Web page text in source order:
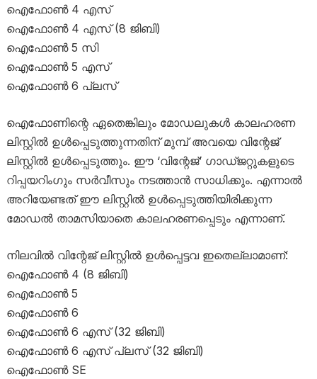
ഐഫോൺ 4 എസ്
ഐഫോൺ 4 എസ് (8 ജിബി)
ഐഫോൺ 5 സി
ഐഫോൺ 5 എസ്
ഐഫോൺ 6 പ്ലസ്
ഐഫോണി​ന്റെ ഏതെങ്കിലും മോഡലുകൾ കാലഹരണ
ലിസ്റ്റിൽ ഉൾപ്പെടുത്തുന്നതിന് മുമ്പ് അവയെ വി​ന്റേജ്
ലിസ്റ്റിൽ ഉൾപ്പെടുത്തും. ഈ ‘വിന്റേജ്’ ​ഗാഡ്ജറ്റുകളുടെ
റിപ്പയറിം​ഗും സർവീസും നടത്താൻ സാധിക്കും. എന്നാൽ
അറിയേണ്ടത് ഈ ലിസ്റ്റിൽ ഉൾപ്പെടുത്തിയിരിക്കുന്ന
മോഡൽ താമസിയാതെ കാലഹരണപ്പെടും എന്നാണ്.
നിലവിൽ വി​ന്റേജ് ലിസ്റ്റിൽ ഉൾപ്പെട്ടവ ഇതെല്ലാമാണ്:
ഐഫോൺ 4 (8 ജിബി)
ഐഫോൺ 5
ഐഫോൺ 6
ഐഫോൺ 6 എസ് (32 ജിബി)
ഐഫോൺ 6 എസ് പ്ലസ് (32 ജിബി)
ഐഫോൺ SE